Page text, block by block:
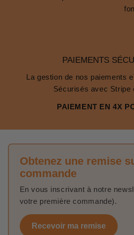
PAIEMENTS
La gestion de nos paiements
Sécurisés avec Stripe
PAIEMENT EN 4X
Obtenez une remise
commande
En vous inscrivant à notre
votre première commande).
Recevoir ma remise